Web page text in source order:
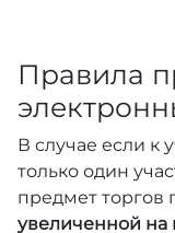
Правила
В случае если к
только один
предмет торгов
увеличенной на